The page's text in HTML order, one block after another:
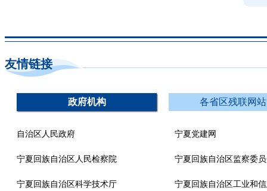
友情链接
政府机构 各省区残联网站
自治区人民政府 宁夏党建网
宁夏回族自治区人民检察院 宁夏回族自治区监察委
宁夏回族自治区科学技术厅 宁夏回族自治区工业和